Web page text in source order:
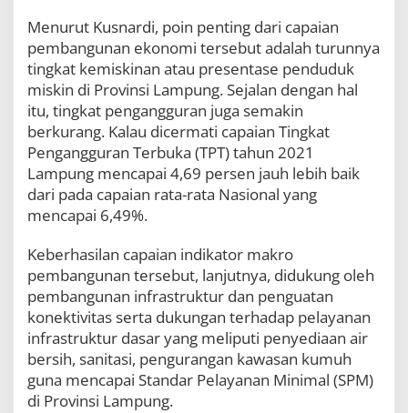
Menurut Kusnardi, poin penting dari capaian
pembangunan ekonomi tersebut adalah turunnya
tingkat kemiskinan atau presentase penduduk
miskin di Provinsi Lampung. Sejalan dengan hal
itu, tingkat pengangguran juga semakin
berkurang. Kalau dicermati capaian Tingkat
Pengangguran Terbuka (TPT) tahun 2021
Lampung mencapai 4,69 persen jauh lebih baik
dari pada capaian rata-rata Nasional yang
mencapai 6,49%.
Keberhasilan capaian indikator makro
pembangunan tersebut, lanjutnya, didukung oleh
pembangunan infrastruktur dan penguatan
konektivitas serta dukungan terhadap pelayanan
infrastruktur dasar yang meliputi penyediaan air
bersih, sanitasi, pengurangan kawasan kumuh
guna mencapai Standar Pelayanan Minimal (SPM)
di Provinsi Lampung.